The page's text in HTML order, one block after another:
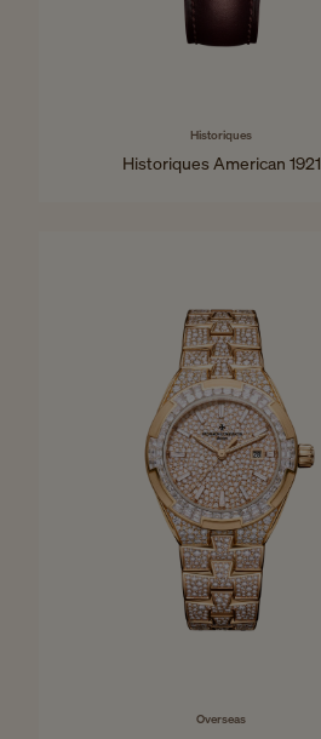
Historiques
Historiques American 1921
Overseas